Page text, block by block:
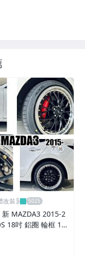
改裝╠
新 MAZDA3 2015-2
18吋 鋁圈 輪框 18
5孔108 銀黑